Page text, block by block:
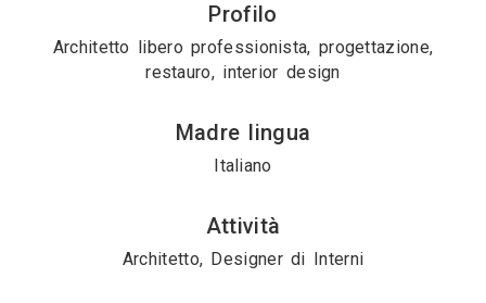
Profilo
Architetto libero professionista, progettazione,
restauro, interior design
Madre lingua
Italiano
Attività
Architetto, Designer di Interni